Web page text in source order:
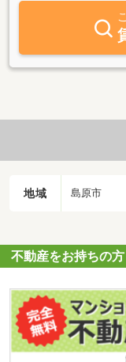
地域 島原市
不動産をお持ちの方